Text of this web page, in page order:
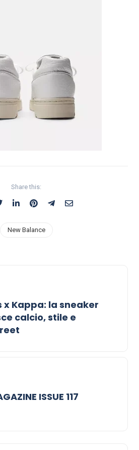
Share this:
New Balance
x Kappa: la sneaker
calcio, stile e
ISSUE 117